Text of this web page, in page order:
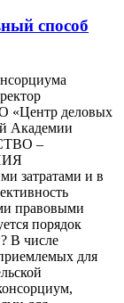
способ
«Центр деловых
Академии
–
и в
правовыми
порядок
В числе
для